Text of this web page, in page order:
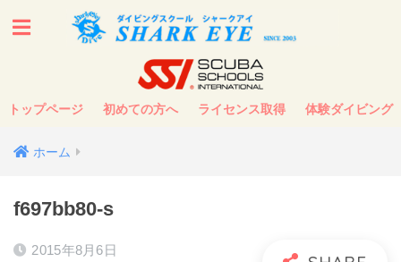
トップページ 初めての方へ ライセンス取得 体験ダイビング
ホーム
f697bb80-s
2015年8月6日